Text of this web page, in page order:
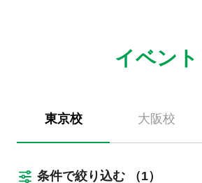
イベント
東京校 大阪校
条件で絞り込む （1）